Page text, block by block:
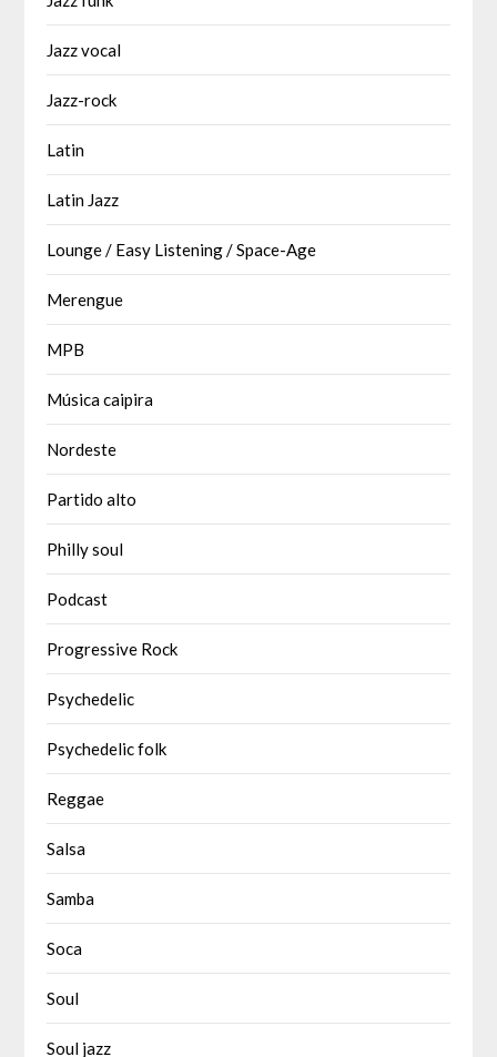
Jazz vocal
Jazz-rock
Latin
Latin Jazz
Lounge / Easy Listening / Space-Age
Merengue
MPB
Música caipira
Nordeste
Partido alto
Philly soul
Podcast
Progressive Rock
Psychedelic
Psychedelic folk
Reggae
Salsa
Samba
Soca
Soul
Soul jazz